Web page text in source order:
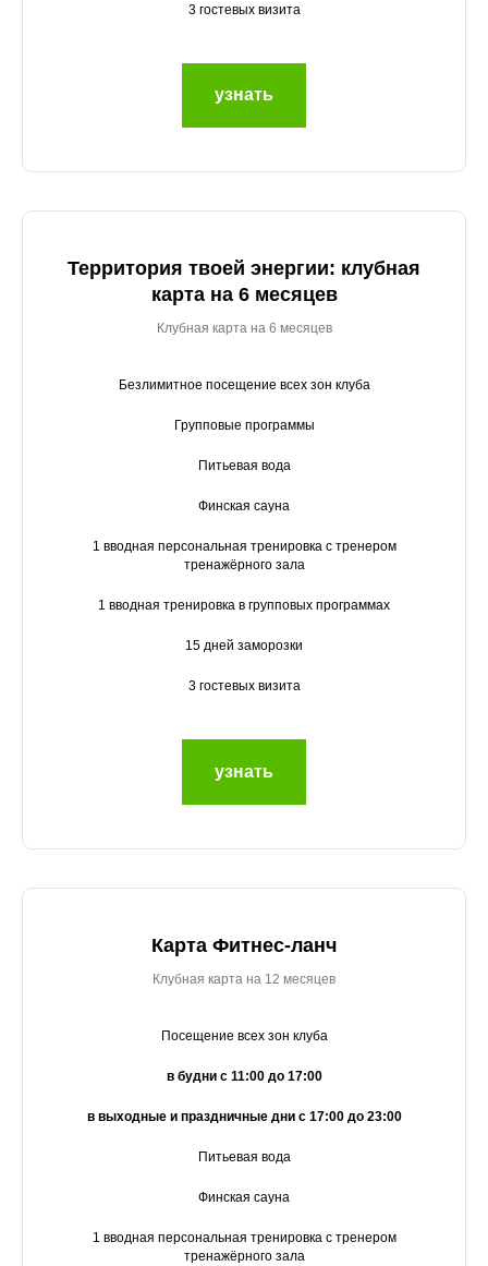
3 гостевых визита
узнать
Территория твоей энергии: клубная
карта на 6 месяцев
Клубная карта на 6 месяцев
Безлимитное посещение всех зон клуба
Групповые программы
Питьевая вода
Финская сауна
1 вводная персональная тренировка с тренером
тренажёрного зала
1 вводная тренировка в групповых программах
15 дней заморозки
3 гостевых визита
узнать
Карта Фитнес-ланч
Клубная карта на 12 месяцев
Посещение всех зон клуба
в будни с 11:00 до 17:00
в выходные и праздничные дни с 17:00 до 23:00
Питьевая вода
Финская сауна
1 вводная персональная тренировка с тренером
тренажёрного зала